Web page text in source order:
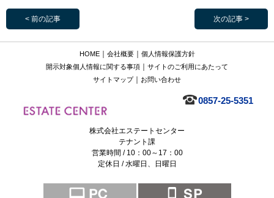
< 前の記事 次の記事 >
HOME｜ 会社概要｜ 個人情報保護方針
開示対象個人情報に関する事項 ｜ サイトのご利用にあたって
サイトマップ｜ お問い合わせ
0857-25-5351
株式会社エステートセンター
テナント課
営業時間 / 10：00～17：00
定休日 / 水曜日、日曜日